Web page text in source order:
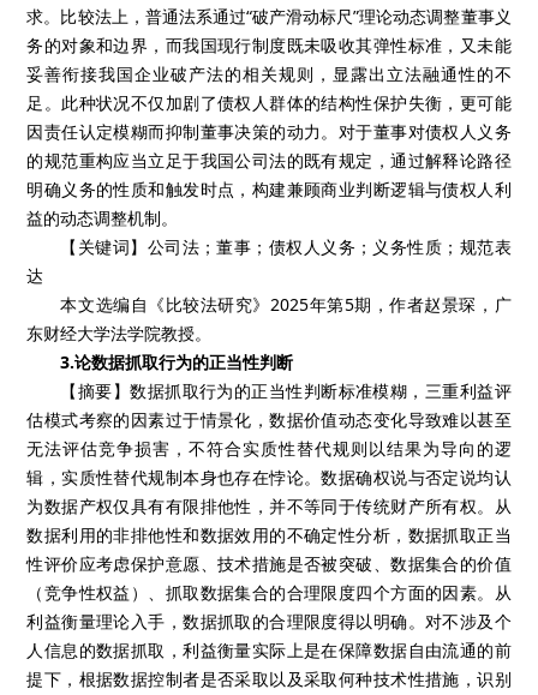
求。比较法上，普通法系通过“破产滑动标尺”理论动态调整董事义
务的对象和边界，而我国现行制度既未吸收其弹性标准，又未能
妥善衔接我国企业破产法的相关规则，显露出立法融通性的不
足。此种状况不仅加剧了债权人群体的结构性保护失衡，更可能
因责任认定模糊而抑制董事决策的动力。对于董事对债权人义务
的规范重构应当立足于我国公司法的既有规定，通过解释论路径
明确义务的性质和触发时点，构建兼顾商业判断逻辑与债权人利
益的动态调整机制。
【关键词】公司法；董事；债权人义务；义务性质；规范表
达
本文选编自《比较法研究》2025年第5期，作者赵景琛，广
东财经大学法学院教授。
3.论数据抓取行为的正当性判断
【摘要】数据抓取行为的正当性判断标准模糊，三重利益评
估模式考察的因素过于情景化，数据价值动态变化导致难以甚至
无法评估竞争损害，不符合实质性替代规则以结果为导向的逻
辑，实质性替代规制本身也存在悖论。数据确权说与否定说均认
为数据产权仅具有有限排他性，并不等同于传统财产所有权。从
数据利用的非排他性和数据效用的不确定性分析，数据抓取正当
性评价应考虑保护意愿、技术措施是否被突破、数据集合的价值
（竞争性权益）、抓取数据集合的合理限度四个方面的因素。从
利益衡量理论入手，数据抓取的合理限度得以明确。对不涉及个
人信息的数据抓取，利益衡量实际上是在保障数据自由流通的前
提下，根据数据控制者是否采取以及采取何种技术性措施，识别